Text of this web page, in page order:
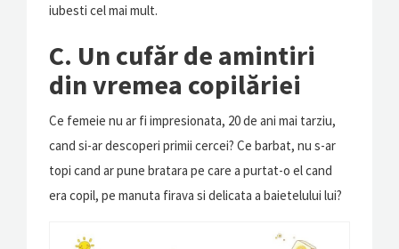
iubesti cel mai mult.
C. Un cufăr de amintiri
din vremea copilăriei
Ce femeie nu ar fi impresionata, 20 de ani mai tarziu,
cand si-ar descoperi primii cercei? Ce barbat, nu s-ar
topi cand ar pune bratara pe care a purtat-o el cand
era copil, pe manuta firava si delicata a baietelului lui?